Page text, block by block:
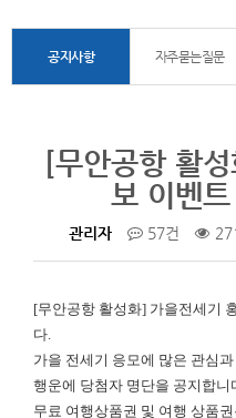
공지사항 자주묻는질문
[무안공항 활
보 이벤
관리자 57건
[무안공항 활성화] 가을전세기
다.
가을 전세기 응모에 많은 관심
행운에 당첨자 명단을 공지합니
무료 여행상품권 및 여행 상품